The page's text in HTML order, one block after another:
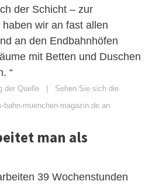
der Schicht – zur
wir an fast allen
an den Endbahnhöfen
mit Betten und Duschen
“
der Quelle | Sehen Sie sich die
muenchen-magazin.de an
man als
39 Wochenstunden